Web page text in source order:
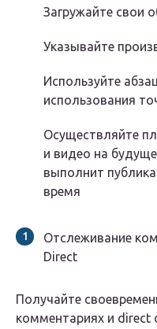
Загружайте свои
Указывайте
Используйте
использования
Осуществляйте
и видео на
выполнит
время
Отслеживание
Direct
Получайте
комментариях и direct